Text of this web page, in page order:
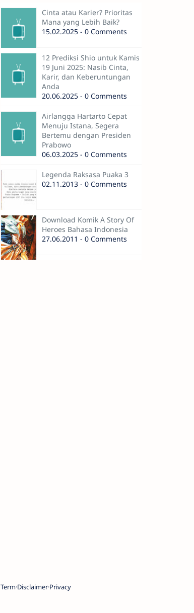
Cinta atau Karier? Prioritas
Mana yang Lebih Baik?
15.02.2025 - 0 Comments
12 Prediksi Shio untuk Kamis
19 Juni 2025: Nasib Cinta,
Karir, dan Keberuntungan
Anda
20.06.2025 - 0 Comments
Airlangga Hartarto Cepat
Menuju Istana, Segera
Bertemu dengan Presiden
Prabowo
06.03.2025 - 0 Comments
Legenda Raksasa Puaka 3
02.11.2013 - 0 Comments
Download Komik A Story Of
Heroes Bahasa Indonesia
27.06.2011 - 0 Comments
TermDisclaimerPrivacy